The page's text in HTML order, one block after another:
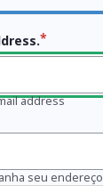
address
seu